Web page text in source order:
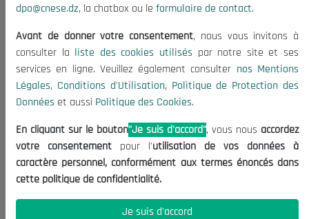
Mentions Légales
Conditions d'Utilisation
Politique de Protection des Données
Politique des Cookies
Nous Contacter
(+213) 021 98 01 00|01|02
contact@cnese.dz
Suggestions ou Initiatives ?
Newsletter
dernières nouvelles.
dpo@cnese.dz, la chatbox ou le formulaire de contact.
Avant de donner votre consentement, nous vous invitons à
consulter la liste des cookies utilisés par notre site et ses
services en ligne. Veuillez également consulter nos Mentions
Légales, Conditions d'Utilisation, Politique de Protection des
Données et aussi Politique des Cookies.
En cliquant sur le bouton"Je suis d'accord", vous nous accordez
votre consentement pour l'utilisation de vos données à
caractère personnel, conformément aux termes énoncés dans
cette politique de confidentialité.
Je suis d'accord